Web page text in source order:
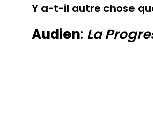
Y a-t-il autre chose
Audien: La